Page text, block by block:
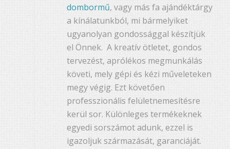
dombormű, vagy más fa ajándéktárgy
a kínálatunkból, mi bármelyiket
ugyanolyan gondossággal készítjük
el Önnek. A kreatív ötletet, gondos
tervezést, aprólékos megmunkálás
követi, mely gépi és kézi műveleteken
megy végig. Ezt követően
professzionális felületnemesítésre
kerül sor. Különleges termékeknek
egyedi sorszámot adunk, ezzel is
igazoljuk származását, garanciáját.